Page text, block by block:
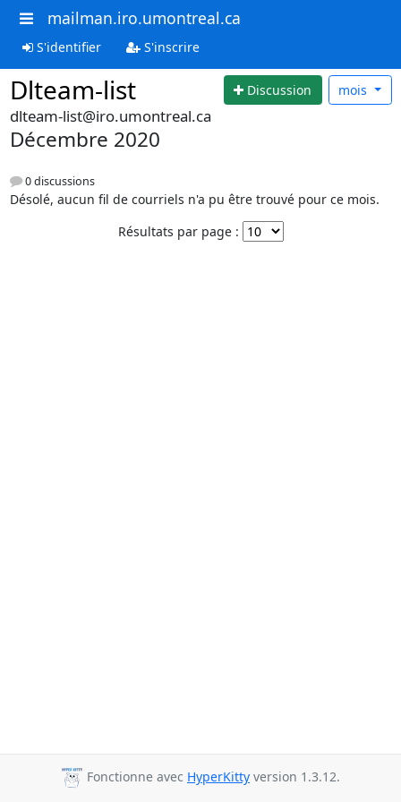
mailman.iro.umontreal.ca
S'identifier S'inscrire
Dlteam-list Discussion mois
dlteam-list@iro.umontreal.ca
Décembre 2020
0 discussions
Désolé, aucun fil de courriels n'a pu être trouvé pour ce mois.
Résultats par page :
Fonctionne avec HyperKitty version 1.3.12.